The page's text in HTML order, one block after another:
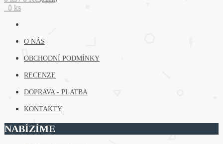
0 ks
O NÁS
OBCHODNÍ PODMÍNKY
RECENZE
DOPRAVA - PLATBA
KONTAKTY
NABÍZÍME